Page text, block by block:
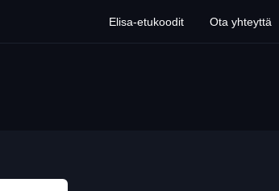
Elisa-etukoodit Ota yhteyttä